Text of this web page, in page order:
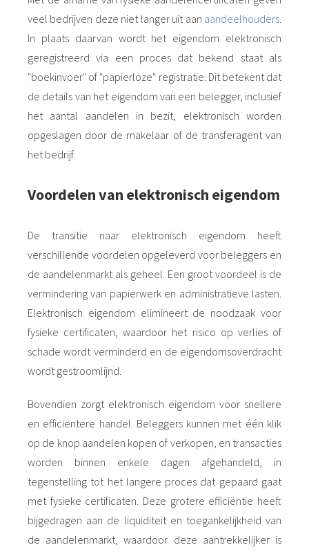
veel bedrijven deze niet langer uit aan aandeelhouders
In plaats daarvan wordt het eigendom elektronisch
geregistreerd via een proces dat bekend staat als
"boekinvoer" of "papierloze" registratie. Dit betekent dat
de details van het eigendom van een belegger, inclusief
het aantal aandelen in bezit, elektronisch worden
opgeslagen door de makelaar of de transferagent van
het bedrijf.
Voordelen van elektronisch eigendom
De transitie naar elektronisch eigendom heeft
verschillende voordelen opgeleverd voor beleggers en
de aandelenmarkt als geheel. Een groot voordeel is de
vermindering van papierwerk en administratieve lasten.
Elektronisch eigendom elimineert de noodzaak voor
fysieke certificaten, waardoor het risico op verlies of
schade wordt verminderd en de eigendomsoverdracht
wordt gestroomlijnd.
Bovendien zorgt elektronisch eigendom voor snellere
en efficiëntere handel. Beleggers kunnen met één klik
op de knop aandelen kopen of verkopen, en transacties
worden binnen enkele dagen afgehandeld, in
tegenstelling tot het langere proces dat gepaard gaat
met fysieke certificaten. Deze grotere efficiëntie heeft
bijgedragen aan de liquiditeit en toegankelijkheid van
de aandelenmarkt, waardoor deze aantrekkelijker is